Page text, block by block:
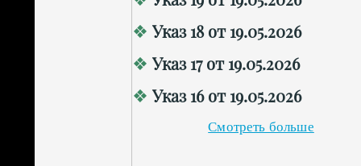
Указ 18 от 19.05.2026
Указ 17 от 19.05.2026
Указ 16 от 19.05.2026
Смотреть больше